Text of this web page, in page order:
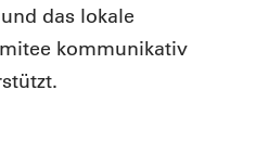
das lokale
kommunikativ